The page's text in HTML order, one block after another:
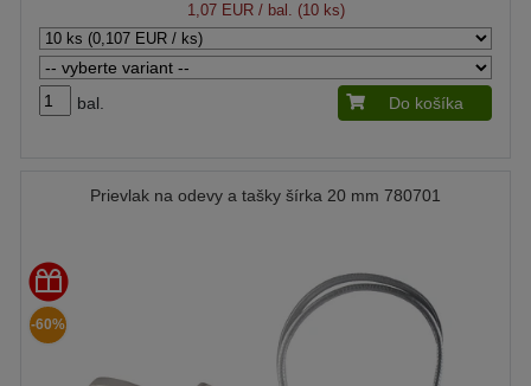
1,07 EUR/ bal. (10 ks)
bal. Do košíka
Prievlak na odevy a tašky šírka 20 mm 780701
-60%